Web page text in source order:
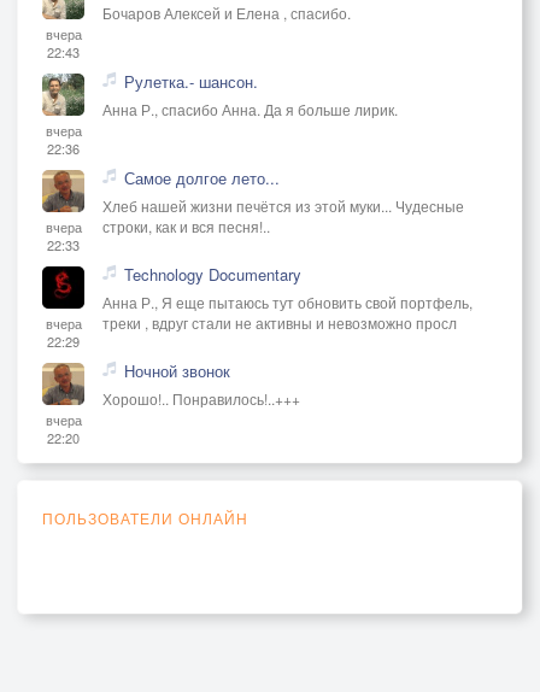
вчера
22:43
Бочаров Алексей и Елена , спасибо.
вчера
22:36
Рулетка.- шансон.
Анна Р., спасибо Анна. Да я больше лирик.
вчера
22:33
Самое долгое лето...
Хлеб нашей жизни печётся из этой муки... Чудесные
строки, как и вся песня!..
вчера
22:29
Technology Documentary
Анна Р., Я еще пытаюсь тут обновить свой портфель,
треки , вдруг стали не активны и невозможно просл
вчера
22:20
Ночной звонок
Хорошо!.. Понравилось!..+++
ПОЛЬЗОВАТЕЛИ ОНЛАЙН